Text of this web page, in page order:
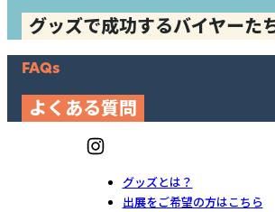
グッズで成功するバイヤーた
FAQs
よくある質問
グッズとは？
出展をご希望の方はこちら